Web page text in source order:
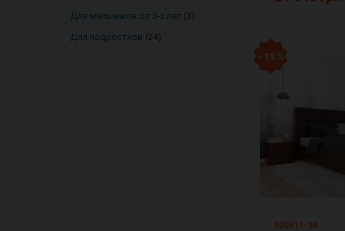
Для мальчиков от 3-х лет 3
Для подростков 24
- 19 %
020511-30